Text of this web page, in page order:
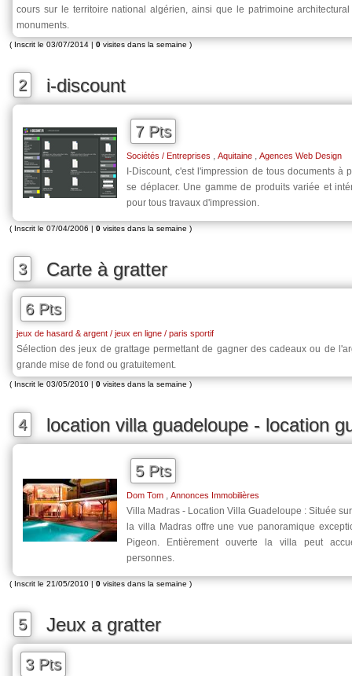
cours sur le territoire national algérien, ainsi que le patrimoine
monuments.
( Inscrit le 03/07/2014 | 0 visites dans la semaine )
2 i-discount
7 Pts
Sociétés / Entreprises , Aquitaine , Agences Web Design
I-Discount, c'est l'impression de tous documents à
se déplacer. Une gamme de produits variée et
pour tous travaux d'impression.
( Inscrit le 07/04/2006 | 0 visites dans la semaine )
3 Carte à gratter
6 Pts
jeux de hasard & argent / jeux en ligne / paris sportif
Sélection des jeux de grattage permettant de gagner des cadeaux ou de
grande mise de fond ou gratuitement.
( Inscrit le 03/05/2010 | 0 visites dans la semaine )
4 location villa guadeloupe - location
5 Pts
Dom Tom , Annonces Immobilières
Villa Madras - Location Villa Guadeloupe : Située
la villa Madras offre une vue panoramique
Pigeon. Entièrement ouverte la villa peut
personnes.
( Inscrit le 21/05/2010 | 0 visites dans la semaine )
5 Jeux a gratter
3 Pts